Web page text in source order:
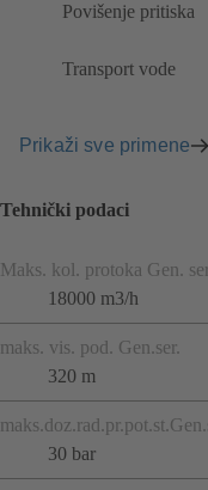
Povišenje pritiska
Transport vode
Prikaži sve primene
Tehnički podaci
Maks. kol. protoka Gen.
18000 m3/h
maks. vis. pod. Gen.ser.
320 m
30 bar